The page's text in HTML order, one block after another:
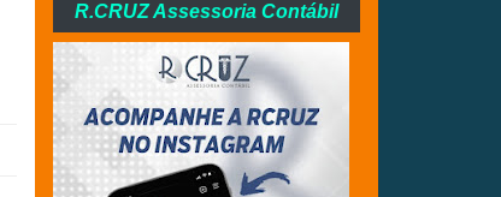
R.CRUZ Assessoria Contábil